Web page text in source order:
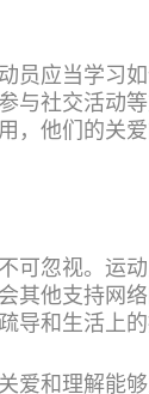
员应当学习如
与社交活动
，他们的关
可忽视。运
其他支持网络
导和生活上的
爱和理解能